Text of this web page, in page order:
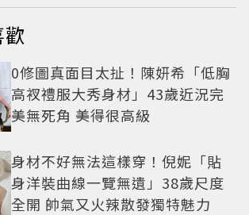
0修圖真面目太扯！陳妍希「低胸
高衩禮服大秀身材」43歲近況完
美無死角 美得很高級
身材不好無法這樣穿！倪妮「貼
身洋裝曲線一覽無遺」38歲尺度
全開 帥氣又火辣散發獨特魅力